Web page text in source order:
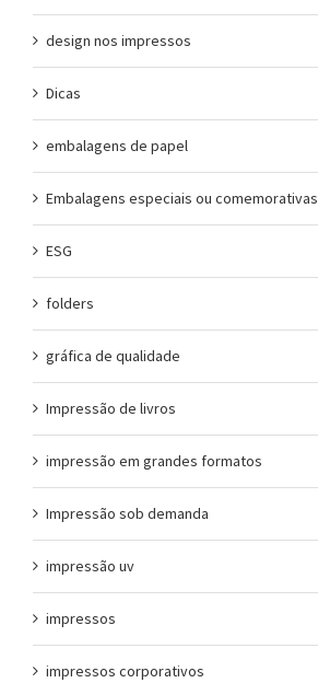
design nos impressos
Dicas
embalagens de papel
Embalagens especiais ou comemorativas
ESG
folders
gráfica de qualidade
Impressão de livros
impressão em grandes formatos
Impressão sob demanda
impressão uv
impressos
impressos corporativos